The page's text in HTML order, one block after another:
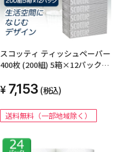
スコッティ ティッシュペーパー
400枚 (200組) 5箱×12パック
7,153 (税込)
送料無料（一部地域除く）